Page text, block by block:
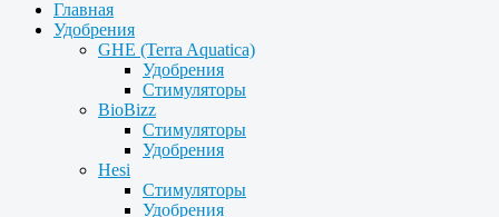
Главная
Удобрения
GHE (Terra Aquatica)
Удобрения
Стимуляторы
BioBizz
Стимуляторы
Удобрения
Hesi
Стимуляторы
Удобрения